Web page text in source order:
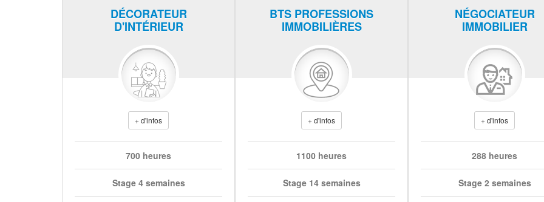
DÉCORATEUR
D'INTÉRIEUR
+ d'infos
700 heures
Stage 4 semaines
BTS PROFESSIONS
IMMOBILIÈRES
+ d'infos
1100 heures
Stage 14 semaines
NÉGOCIATEUR
IMMOBILIER
+ d'infos
288 heures
Stage 2 semaines